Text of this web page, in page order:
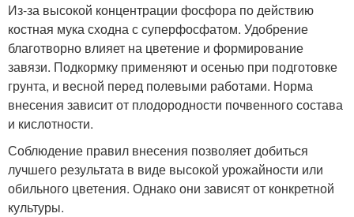
Из-за высокой концентрации фосфора по действию
костная мука сходна с суперфосфатом. Удобрение
благотворно влияет на цветение и формирование
завязи. Подкормку применяют и осенью при подготовке
грунта, и весной перед полевыми работами. Норма
внесения зависит от плодородности почвенного состава
и кислотности.
Соблюдение правил внесения позволяет добиться
лучшего результата в виде высокой урожайности или
обильного цветения. Однако они зависят от конкретной
культуры.